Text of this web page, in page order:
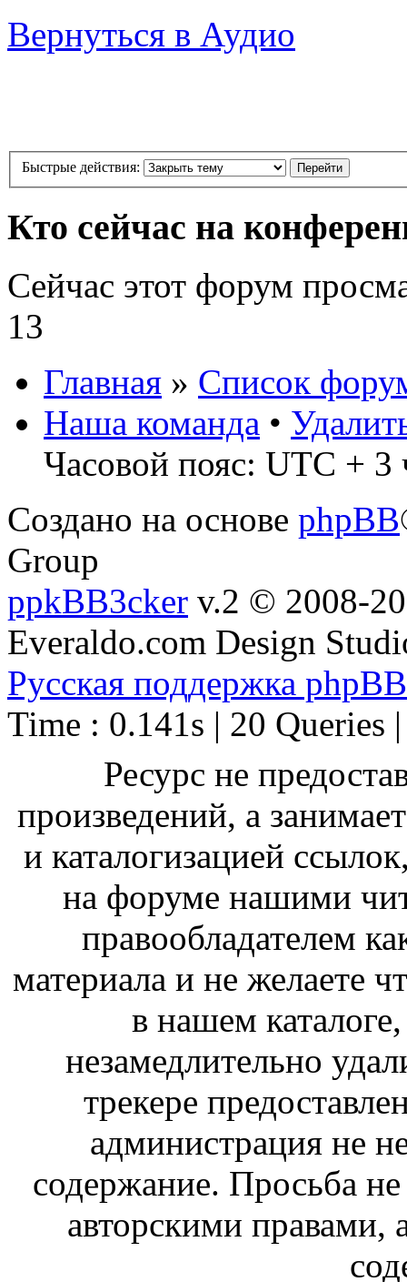
Вернуться в Аудио
Быстрые действия:
Кто сейчас на
Сейчас этот форум
13
Главная » Список
Наша команда •
Часовой пояс: UTC + 3
Создано на основе phpBB
Group
ppkBB3cker v.2 © 2008-
Everaldo.com Design
Русская поддержка phpBB
Time : 0.141s | 20 Queries
Ресурс не
произведений, а
и каталогизацией
на форуме нашими
правообладателем
материала и не желаете
в нашем
незамедлительно
трекере
администрация не
содержание. Просьба
авторскими правами,